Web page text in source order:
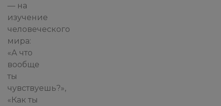
— на
изучение
человеческого
мира:
«А что
вообще
ты
чувствуешь?»,
«Как ты